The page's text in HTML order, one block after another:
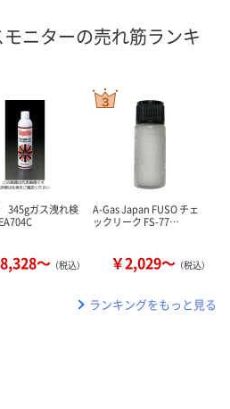
ニターの売れ筋ランキ
345gガス洩れ検
～ （税込）
A-Gas Japan FUSO チェ
ックリーク FS-77…
￥2,029～ （税込）
ランキングをもっと見る